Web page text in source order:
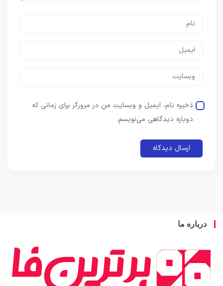
ذخیره نام، ایمیل و وبسایت من در مرورگر برای زمانی که
دوباره دیدگاهی می‌نویسم.
ما